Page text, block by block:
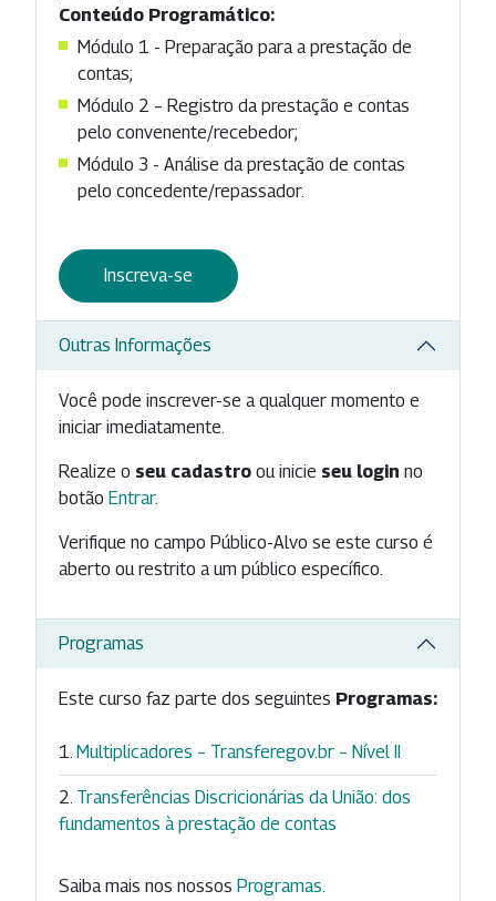
Conteúdo Programático:
Módulo 1 - Preparação para a prestação de
contas;
Módulo 2 – Registro da prestação e contas
pelo convenente/recebedor;
Módulo 3 - Análise da prestação de contas
pelo concedente/repassador.
Inscreva-se
Outras Informações
Você pode inscrever-se a qualquer momento e
iniciar imediatamente.
Realize o seu cadastro ou inicie seu login no
botão Entrar.
Verifique no campo Público-Alvo se este curso é
aberto ou restrito a um público específico.
Programas
Este curso faz parte dos seguintes Programas:
Multiplicadores – Transferegov.br – Nível II
Transferências Discricionárias da União: dos
fundamentos à prestação de contas
Saiba mais nos nossos Programas